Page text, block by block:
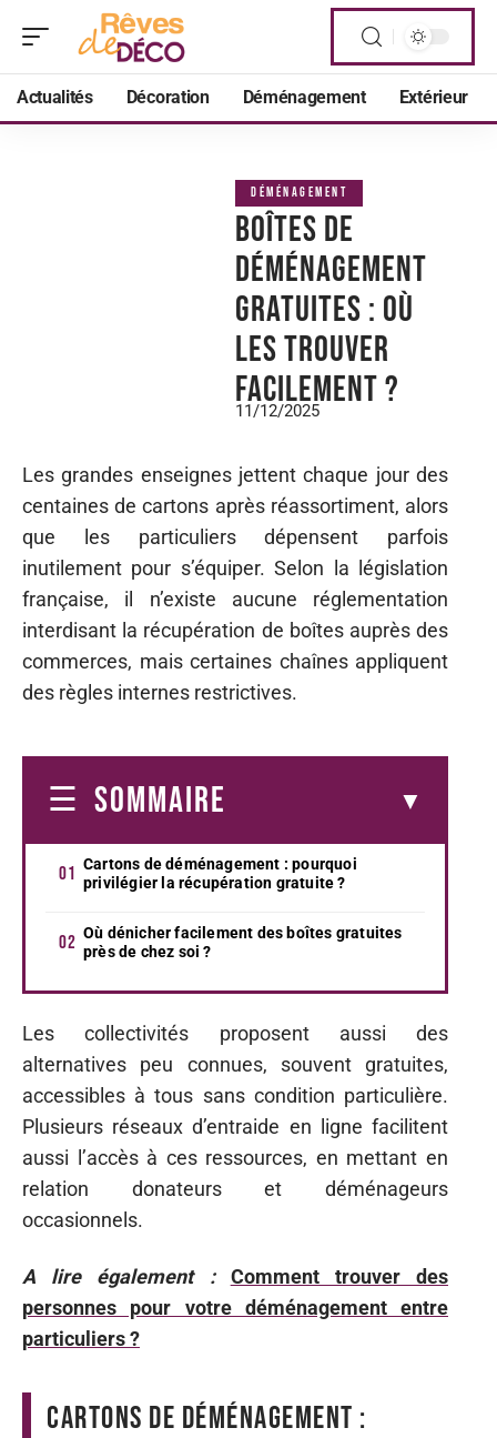
Actualités Décoration Déménagement Extérieur
DÉMÉNAGEMENT
Boîtes de
déménagement
gratuites : où
les trouver
facilement ?
11/12/2025
Les grandes enseignes jettent chaque jour des
centaines de cartons après réassortiment, alors
que les particuliers dépensent parfois
inutilement pour s’équiper. Selon la législation
française, il n’existe aucune réglementation
interdisant la récupération de boîtes auprès des
commerces, mais certaines chaînes appliquent
des règles internes restrictives.
SOMMAIRE
Cartons de déménagement : pourquoi
privilégier la récupération gratuite ?
Où dénicher facilement des boîtes gratuites
près de chez soi ?
Les collectivités proposent aussi des
alternatives peu connues, souvent gratuites,
accessibles à tous sans condition particulière.
Plusieurs réseaux d’entraide en ligne facilitent
aussi l’accès à ces ressources, en mettant en
relation donateurs et déménageurs
occasionnels.
A lire également :
Comment trouver des
personnes pour votre déménagement entre
particuliers ?
Cartons de déménagement :